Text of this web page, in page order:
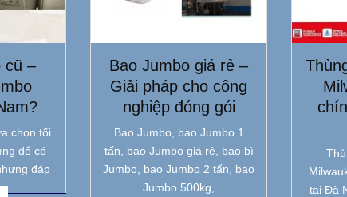
cũ –
chọn tối
để có
đáp
Bao Jumbo giá rẻ –
Giải pháp cho công
nghiệp đóng gói
Bao Jumbo, bao Jumbo 1
tấn, bao Jumbo giá rẻ, bao bì
Jumbo, bao Jumbo 2 tấn, bao
Jumbo 500kg,
tại Đà